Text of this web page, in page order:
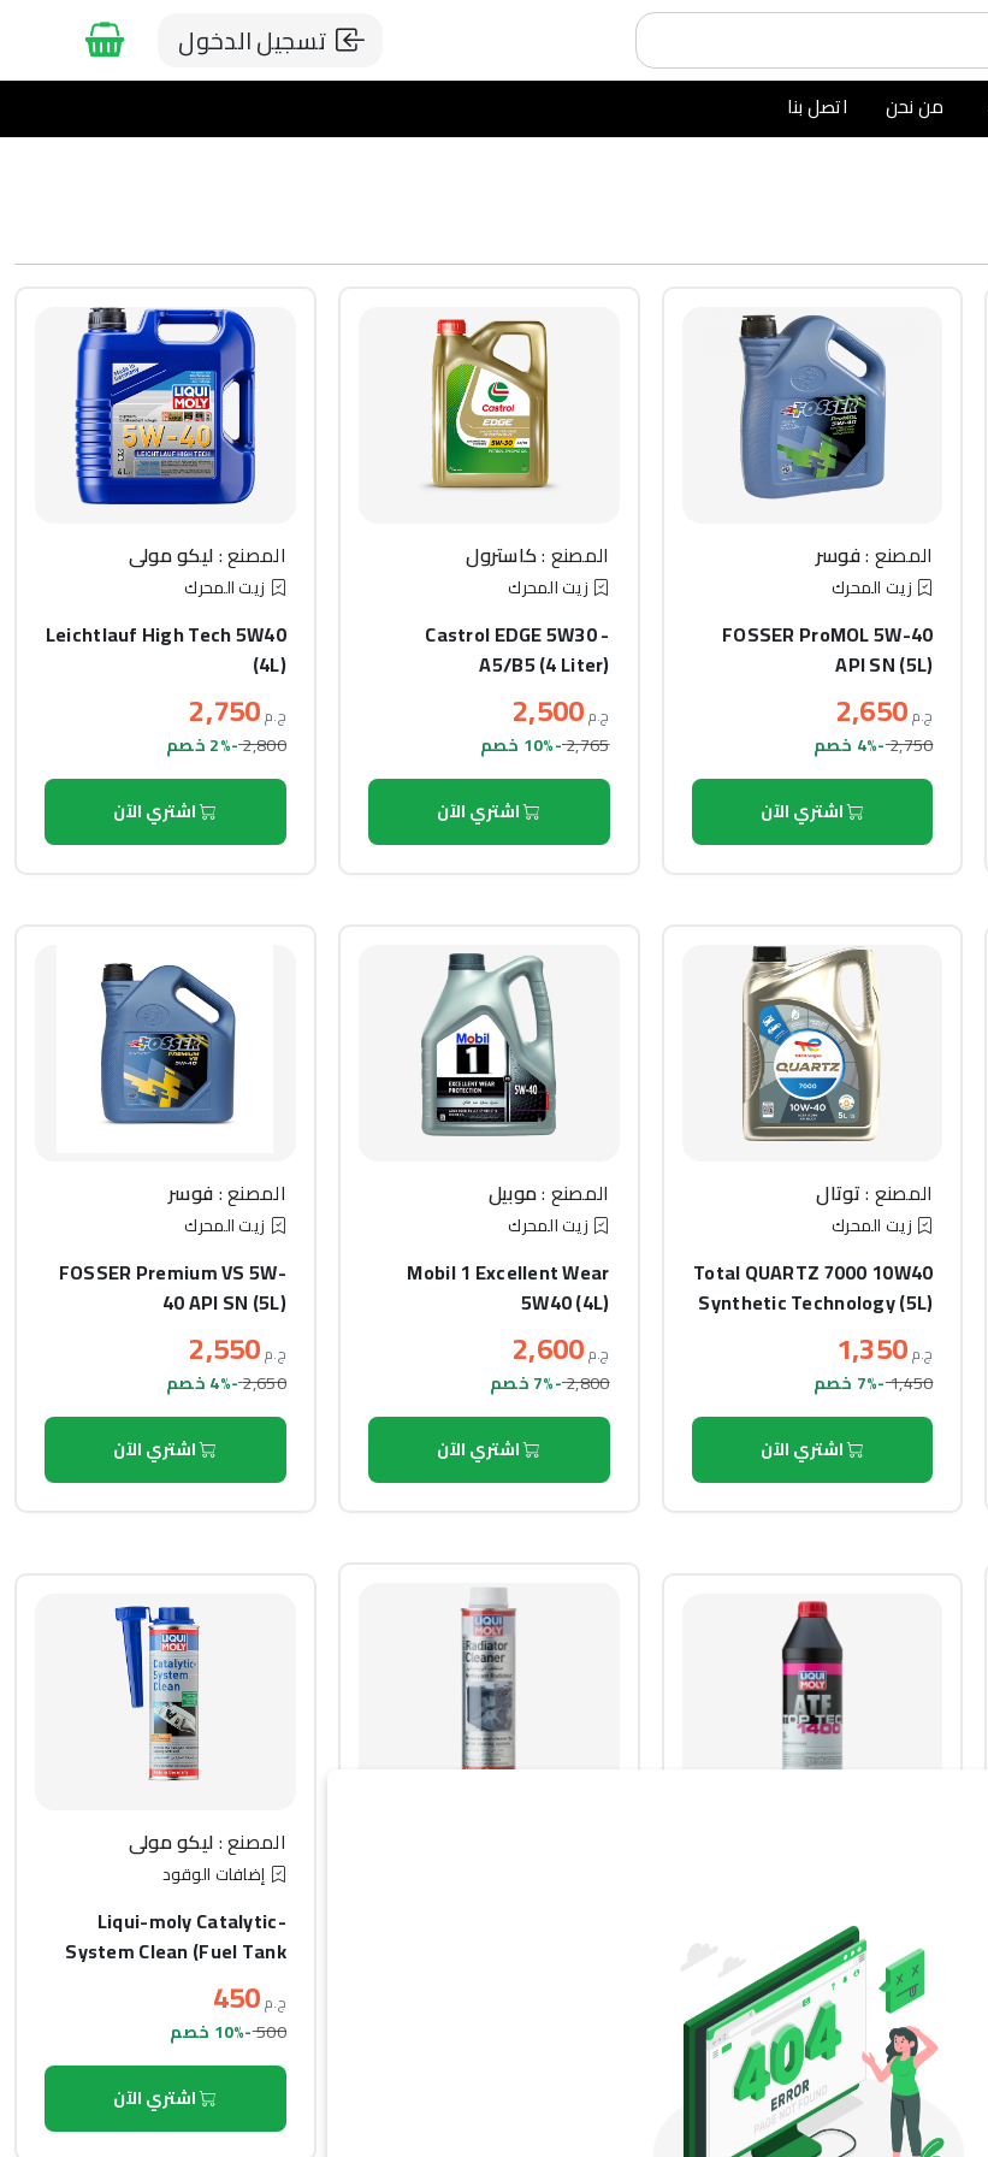
تسجيل الدخول
من نحن اتصل بنا
المصنع :فوسر
زيت المحرك
FOSSER ProMOL 5W-40
API SN (5L)
ج.م2,650
2,750-4% خصم
اشتري الآن
المصنع :كاسترول
زيت المحرك
Castrol EDGE 5W30 -
A5/B5 (4 Liter)
ج.م2,500
2,765-10% خصم
اشتري الآن
المصنع :ليكو مولي
زيت المحرك
Leichtlauf High Tech 5W40
(4L)
ج.م2,750
2,800-2% خصم
اشتري الآن
المصنع :توتال
زيت المحرك
Total QUARTZ 7000 10W40
Synthetic Technology (5L)
ج.م1,350
1,450-7% خصم
اشتري الآن
المصنع :موبيل
زيت المحرك
Mobil 1 Excellent Wear
5W40 (4L)
ج.م2,600
2,800-7% خصم
اشتري الآن
المصنع :فوسر
زيت المحرك
FOSSER Premium VS 5W-
40 API SN (5L)
ج.م2,550
2,650-4% خصم
اشتري الآن
Top Tec ATF 1400 (1L)
ج.م975
1,000
اشتري الآن
المصنع :ليكو مولي
إضافات الوقود
Liqui-moly Catalytic-
System Clean (Fuel Tank
Use) (300ml)
ج.م450
500-10% خصم
اشتري الآن
رقم الهاتف أو البريد الإلكتروني
اسم